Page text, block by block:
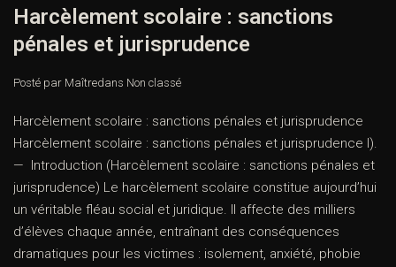
Harcèlement scolaire : sanctions
pénales et jurisprudence
Posté par Maîtredans Non classé
Harcèlement scolaire : sanctions pénales et jurisprudence
Harcèlement scolaire : sanctions pénales et jurisprudence I).
— Introduction (Harcèlement scolaire : sanctions pénales et
jurisprudence) Le harcèlement scolaire constitue aujourd’hui
un véritable fléau social et juridique. Il affecte des milliers
d’élèves chaque année, entraînant des conséquences
dramatiques pour les victimes : isolement, anxiété, phobie